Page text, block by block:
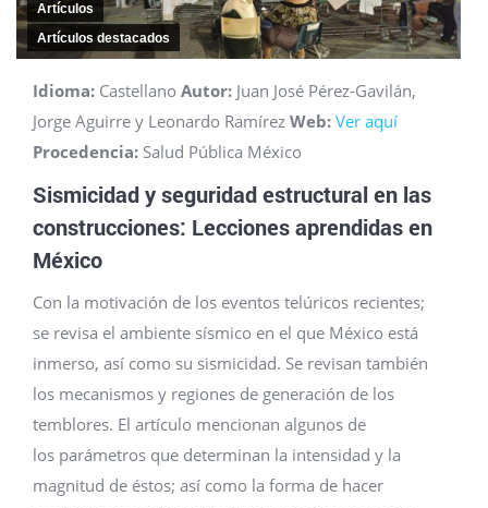
Artículos
Artículos destacados
Idioma: Castellano Autor: Juan José Pérez-Gavilán,
Jorge Aguirre y Leonardo Ramírez Web: Ver aquí
Procedencia: Salud Pública México
Sismicidad y seguridad estructural en las
construcciones: Lecciones aprendidas en
México
Con la motivación de los eventos telúricos recientes;
se revisa el ambiente sísmico en el que México está
inmerso, así como su sismicidad. Se revisan también
los mecanismos y regiones de generación de los
temblores. El artículo mencionan algunos de
los parámetros que determinan la intensidad y la
magnitud de éstos; así como la forma de hacer